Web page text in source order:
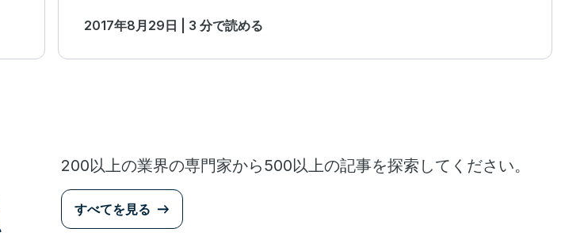
2017年8月29日 | 3 分で読める
200以上の業界の専門家から500以上の記事を探索してください。
すべてを見る